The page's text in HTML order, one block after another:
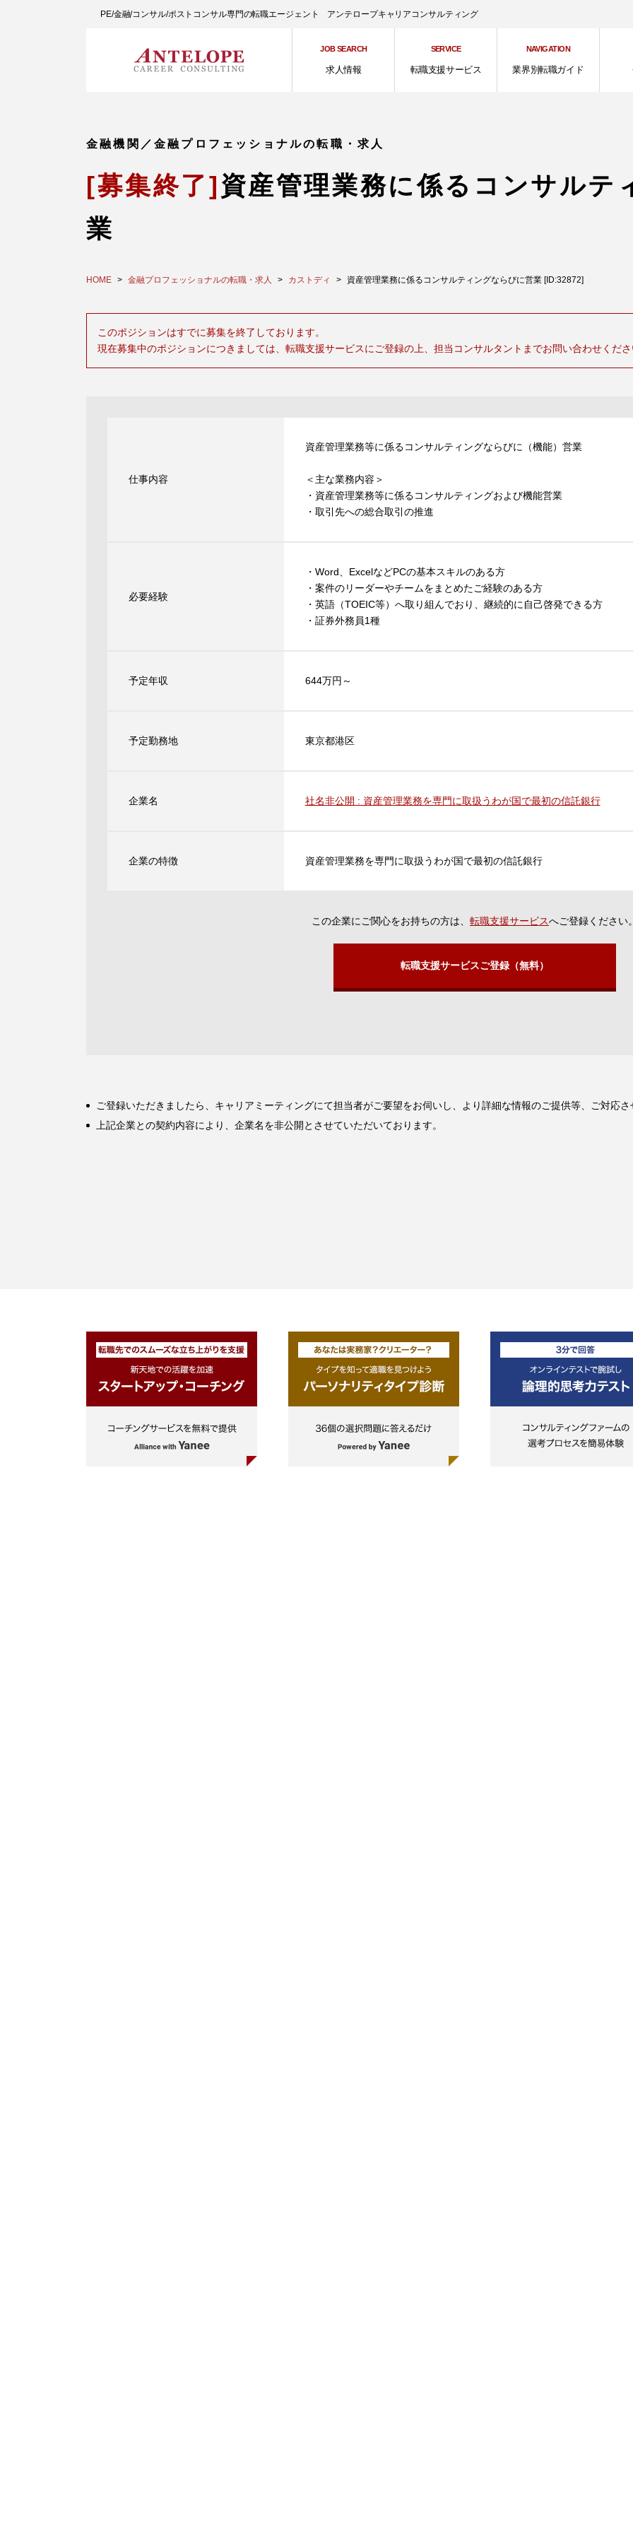
PE/金融/コンサル/ポストコンサル専門の転職エージェント アンテロープキャリアコンサルティング
JOB SEARCH
求人情報
SERVICE
転職支援サービス
NAVIGATION
業界別転職ガイド
金融機関／金融プロフェッショナルの転職・求人
[募集終了]資産管理業務に係るコンサルテ
業
HOME 金融プロフェッショナルの転職・求人 カストディ 資産管理業務に係るコンサルティングならびに営業 [ID:32872]
このポジションはすでに募集を終了しております。
現在募集中のポジションにつきましては、転職支援サービスにご登録の上、担当コンサルタントまでお問い合わせくだ
仕事内容
資産管理業務等に係るコンサルティングならびに（機能）営業
＜主な業務内容＞
・資産管理業務等に係るコンサルティングおよび機能営業
・取引先への総合取引の推進
必要経験
・Word、ExcelなどPCの基本スキルのある方
・案件のリーダーやチームをまとめたご経験のある方
・英語（TOEIC等）へ取り組んでおり、継続的に自己啓発できる方
・証券外務員1種
予定年収 644万円～
予定勤務地 東京都港区
企業名 社名非公開 : 資産管理業務を専門に取扱うわが国で最初の信託銀行
企業の特徴 資産管理業務を専門に取扱うわが国で最初の信託銀行
この企業にご関心をお持ちの方は、 転職支援サービスへご登録ください
転職支援サービスご登録（無料）
ご登録いただきましたら、キャリアミーティングにて担当者がご要望をお伺いし、より詳細な情報のご提供等、ご対応
上記企業との契約内容により、企業名を非公開とさせていただいております。